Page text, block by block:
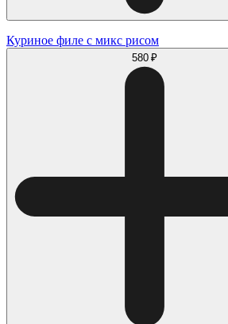
Куриное филе с микс рисом
580 ₽